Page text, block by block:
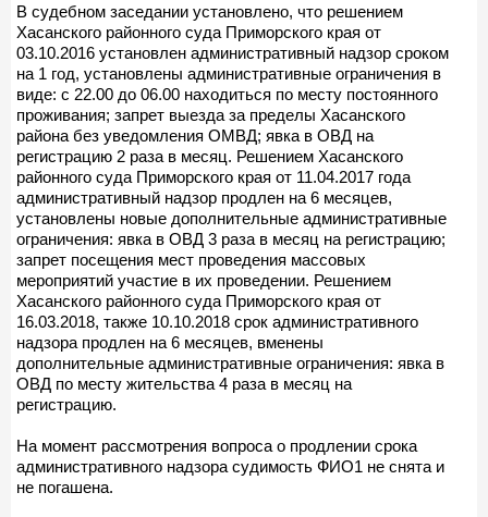
В судебном заседании установлено, что решением
Хасанского районного суда Приморского края от
03.10.2016 установлен административный надзор сроком
на 1 год, установлены административные ограничения в
виде: с 22.00 до 06.00 находиться по месту постоянного
проживания; запрет выезда за пределы Хасанского
района без уведомления ОМВД; явка в ОВД на
регистрацию 2 раза в месяц. Решением Хасанского
районного суда Приморского края от 11.04.2017 года
административный надзор продлен на 6 месяцев,
установлены новые дополнительные административные
ограничения: явка в ОВД 3 раза в месяц на регистрацию;
запрет посещения мест проведения массовых
мероприятий участие в их проведении. Решением
Хасанского районного суда Приморского края от
16.03.2018, также 10.10.2018 срок административного
надзора продлен на 6 месяцев, вменены
дополнительные административные ограничения: явка в
ОВД по месту жительства 4 раза в месяц на
регистрацию.
На момент рассмотрения вопроса о продлении срока
административного надзора судимость ФИО1 не снята и
не погашена.